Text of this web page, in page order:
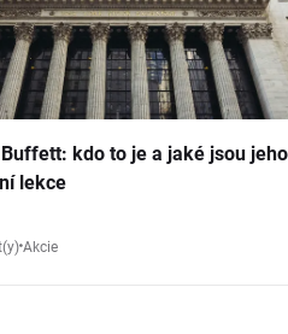
kdo to je a jaké jsou jeho
lekce
Akcie